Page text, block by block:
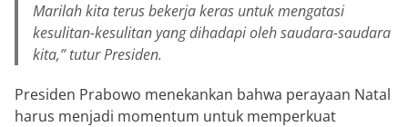
Marilah kita terus bekerja keras untuk mengatasi
kesulitan-kesulitan yang dihadapi oleh saudara-saudara
kita,” tutur Presiden.
Presiden Prabowo menekankan bahwa perayaan Natal
harus menjadi momentum untuk memperkuat